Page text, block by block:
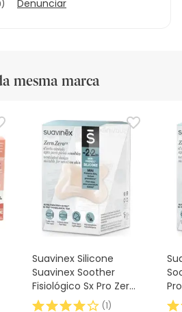
) Denunciar
mesma marca
Suavinex Silicone
Suavinex Soother
Fisiológico Sx Pro Zero
2m 1 peça
(1)